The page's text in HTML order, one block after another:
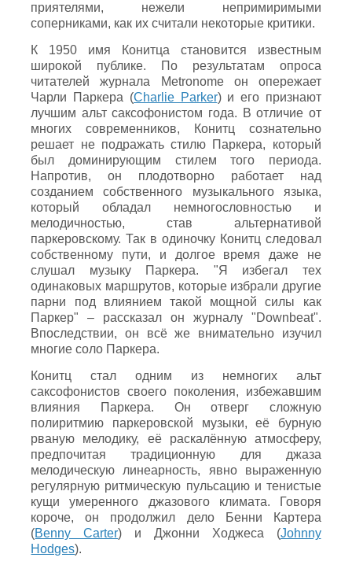
приятелями, нежели непримиримыми
соперниками, как их считали некоторые критики.
К 1950 имя Конитца становится известным
широкой публике. По результатам опроса
читателей журнала Metronome он опережает
Чарли Паркера (Charlie Parker) и его признают
лучшим альт саксофонистом года. В отличие от
многих современников, Конитц сознательно
решает не подражать стилю Паркера, который
был доминирующим стилем того периода.
Напротив, он плодотворно работает над
созданием собственного музыкального языка,
который обладал немногословностью и
мелодичностью, став альтернативой
паркеровскому. Так в одиночку Конитц следовал
собственному пути, и долгое время даже не
слушал музыку Паркера. "Я избегал тех
одинаковых маршрутов, которые избрали другие
парни под влиянием такой мощной силы как
Паркер" – рассказал он журналу "Downbeat".
Впоследствии, он всё же внимательно изучил
многие соло Паркера.
Конитц стал одним из немногих альт
саксофонистов своего поколения, избежавшим
влияния Паркера. Он отверг сложную
полиритмию паркеровской музыки, её бурную
рваную мелодику, её раскалённую атмосферу,
предпочитая традиционную для джаза
мелодическую линеарность, явно выраженную
регулярную ритмическую пульсацию и тенистые
кущи умеренного джазового климата. Говоря
короче, он продолжил дело Бенни Картера
(Benny Carter) и Джонни Ходжеса (Johnny
Hodges).